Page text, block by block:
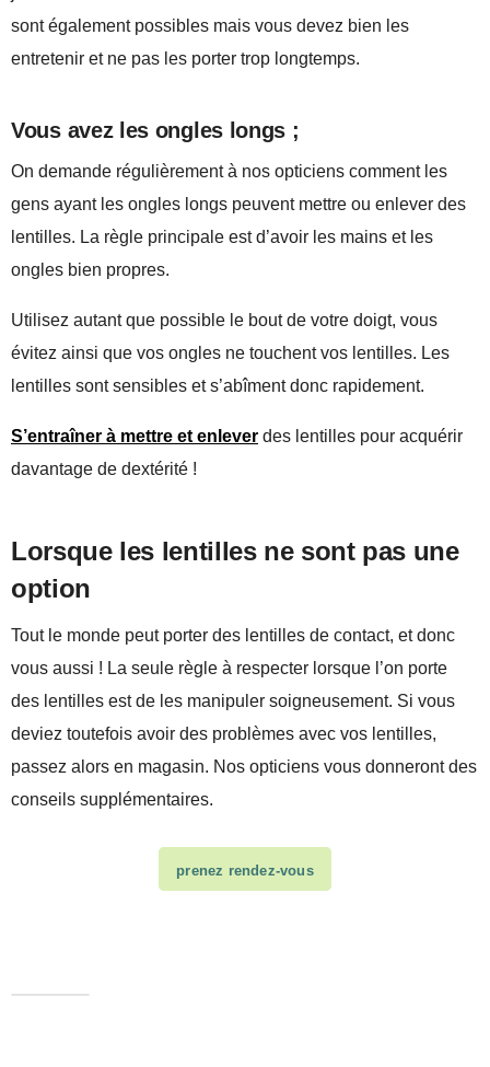
sont également possibles mais vous devez bien les
entretenir et ne pas les porter trop longtemps.
Vous avez les ongles longs ;
On demande régulièrement à nos opticiens comment les
gens ayant les ongles longs peuvent mettre ou enlever des
lentilles. La règle principale est d’avoir les mains et les
ongles bien propres.
Utilisez autant que possible le bout de votre doigt, vous
évitez ainsi que vos ongles ne touchent vos lentilles. Les
lentilles sont sensibles et s’abîment donc rapidement.
S’entraîner à mettre et enlever des lentilles pour acquérir
davantage de dextérité !
Lorsque les lentilles ne sont pas une
option
Tout le monde peut porter des lentilles de contact, et donc
vous aussi ! La seule règle à respecter lorsque l’on porte
des lentilles est de les manipuler soigneusement. Si vous
deviez toutefois avoir des problèmes avec vos lentilles,
passez alors en magasin. Nos opticiens vous donneront des
conseils supplémentaires.
prenez rendez-vous